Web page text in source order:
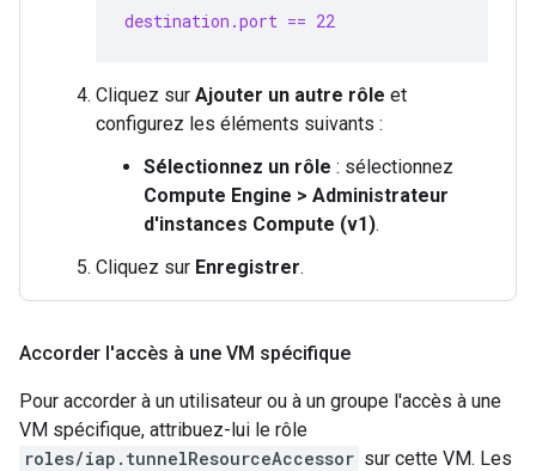
destination.port == 22
Cliquez sur Ajouter un autre rôle et
configurez les éléments suivants :
Sélectionnez un rôle : sélectionnez
Compute Engine > Administrateur
d'instances Compute (v1).
Cliquez sur Enregistrer.
Accorder l'accès à une VM spécifique
Pour accorder à un utilisateur ou à un groupe l'accès à une
VM spécifique, attribuez-lui le rôle
roles/iap.tunnelResourceAccessor sur cette VM. Les